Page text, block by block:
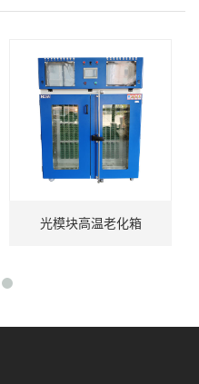
光模块高温老化箱